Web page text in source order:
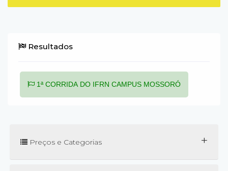
Resultados
1ª CORRIDA DO IFRN CAMPUS MOSSORÓ
Preços e Categorias +